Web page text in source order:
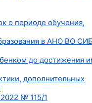
о периоде обучения,
в АНО ВО
до достижения
дополнительных
№ 115/1